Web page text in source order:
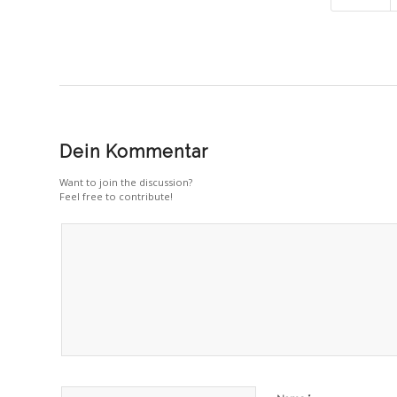
Dein Kommentar
Want to join the discussion?
Feel free to contribute!